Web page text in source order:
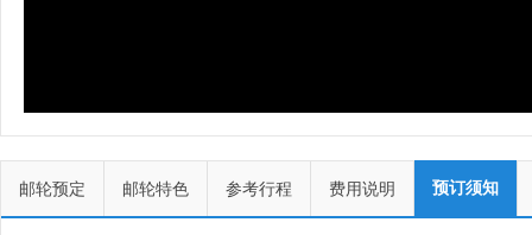
邮轮预定 邮轮特色 参考行程 费用说明 预订须知